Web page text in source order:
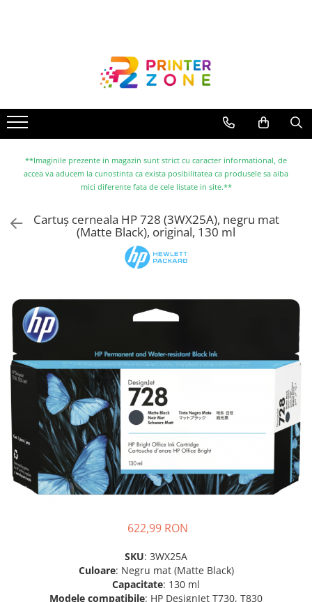
Imprimante cu jet
Multifunctionale laser
Multifunctionale cu jet
Imprimante etichete
Scanere
Piese schimb
Plottere
Consumabile imprimanta
Tonere
Drum unit
Capete imprimare
Cartuse inkjet si cerneala
Hartie
Ribbon
Developer
Cartuse compatibile
Drum unit compatibile
**Imaginile prezente in magazin sunt strict cu caracter informational, de
accea va aducem la cunostinta ca exista posibilitatea ca produsele sa aiba
mici diferente fata de cele listate in site.**
Cartuș cerneala HP 728 (3WX25A), negru mat
(Matte Black), original, 130 ml
622,99 RON
SKU: 3WX25A
Culoare: Negru mat (Matte Black)
Capacitate: 130 ml
Modele compatibile: HP DesignJet T730, T830